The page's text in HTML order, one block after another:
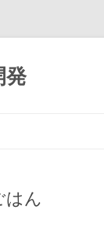
発
はん